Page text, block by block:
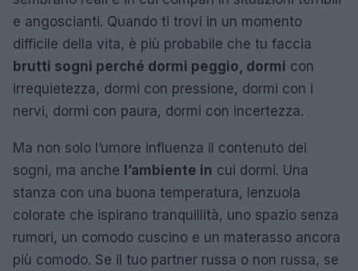
e angoscianti. Quando ti trovi in un momento
difficile della vita, è più probabile che tu faccia
brutti sogni perché dormi peggio, dormi con
irrequietezza, dormi con pressione, dormi con i
nervi, dormi con paura, dormi con incertezza.
Ma non solo l’umore influenza il contenuto dei
sogni, ma anche l’ambiente in cui dormi. Una
stanza con una buona temperatura, lenzuola
colorate che ispirano tranquillità, uno spazio senza
rumori, un comodo cuscino e un materasso ancora
più comodo. Se il tuo partner russa o non russa, se